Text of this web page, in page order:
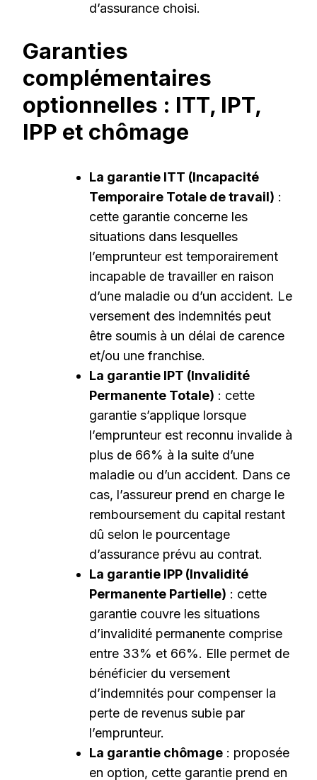
d’assurance choisi.
Garanties
complémentaires
optionnelles : ITT, IPT,
IPP et chômage
La garantie ITT (Incapacité
Temporaire Totale de travail) :
cette garantie concerne les
situations dans lesquelles
l’emprunteur est temporairement
incapable de travailler en raison
d’une maladie ou d’un accident. Le
versement des indemnités peut
être soumis à un délai de carence
et/ou une franchise.
La garantie IPT (Invalidité
Permanente Totale) : cette
garantie s’applique lorsque
l’emprunteur est reconnu invalide à
plus de 66% à la suite d’une
maladie ou d’un accident. Dans ce
cas, l’assureur prend en charge le
remboursement du capital restant
dû selon le pourcentage
d’assurance prévu au contrat.
La garantie IPP (Invalidité
Permanente Partielle) : cette
garantie couvre les situations
d’invalidité permanente comprise
entre 33% et 66%. Elle permet de
bénéficier du versement
d’indemnités pour compenser la
perte de revenus subie par
l’emprunteur.
La garantie chômage : proposée
en option, cette garantie prend en